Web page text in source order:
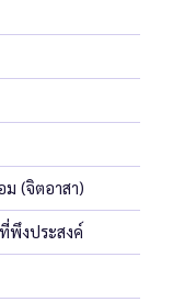
(จิตอาสา)
พึงประสงค์